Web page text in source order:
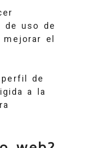
de uso de
el
de
a la